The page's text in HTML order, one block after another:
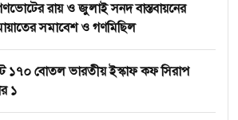
রায় ও জুলাই সনদ বাস্তবায়নের
সমাবেশ ও গণমিছিল
১৭০ বোতল ভারতীয় ইস্কাফ কফ সিরাপ
১